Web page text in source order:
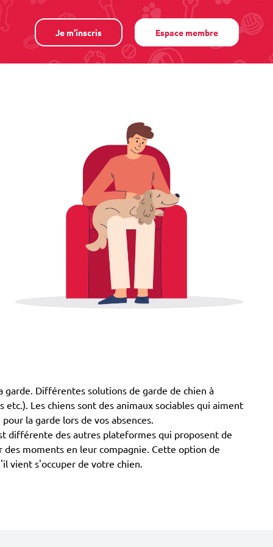
Je m'inscris Espace membre
Différentes solutions de garde de chien à
Les chiens sont des animaux sociables qui aiment
la garde lors de vos absences.
différente des autres plateformes qui proposent de
moments en leur compagnie. Cette option de
vient s'occuper de votre chien.